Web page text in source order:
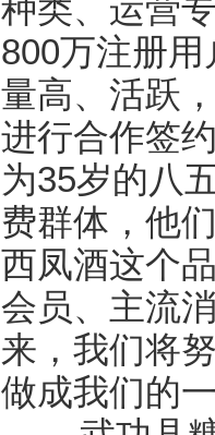
种类、运营
800万注册
量高、活跃
进行合作签
为35岁的八
费群体，他
西凤酒这个
会员、主流
来，我们将
做成我们的